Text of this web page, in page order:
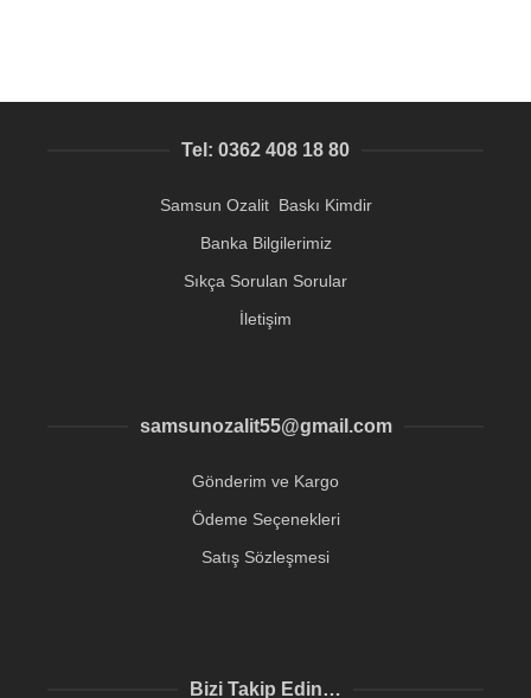
Tel: 0362 408 18 80
Samsun Ozalit Baskı Kimdir
Banka Bilgilerimiz
Sıkça Sorulan Sorular
İletişim
samsunozalit55@gmail.com
Gönderim ve Kargo
Ödeme Seçenekleri
Satış Sözleşmesi
Bizi Takip Edin…